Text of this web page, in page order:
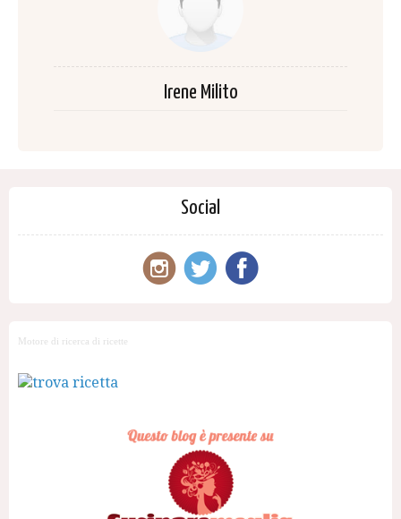
Irene Milito
Social
Motore di ricerca di ricette